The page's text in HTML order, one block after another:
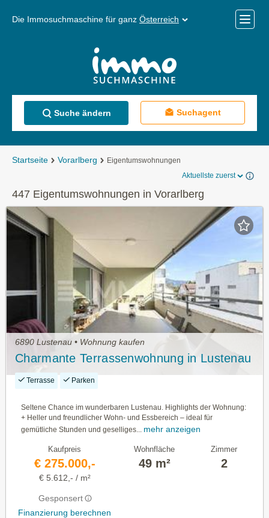
Die Immosuchmaschine für ganz Österreich
Menü
Suche ändern Suchagent
Startseite Vorarlberg
Eigentumswohnungen
Aktuellste zuerst
447 Eigentumswohnungen in Vorarlberg
6890 Lustenau • Wohnung kaufen
Charmante Terrassenwohnung in Lustenau
Terrasse Parken
Seltene Chance im wunderbaren Lustenau. Highlights der Wohnung:
+ Heller und freundlicher Wohn- und Essbereich – ideal für
gemütliche Stunden und geselliges...
mehr anzeigen
Kaufpreis
€ 275.000,-
€ 5.612,- / m²
Gesponsert
Finanzierung berechnen
Wohnfläche
49 m²
Zimmer
2